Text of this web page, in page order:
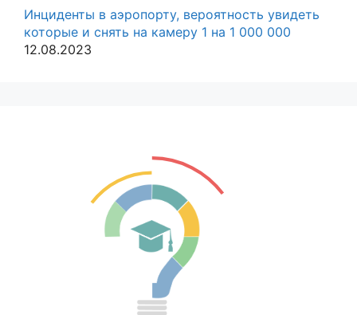
Инциденты в аэропорту, вероятность увидеть
которые и снять на камеру 1 на 1 000 000
12.08.2023